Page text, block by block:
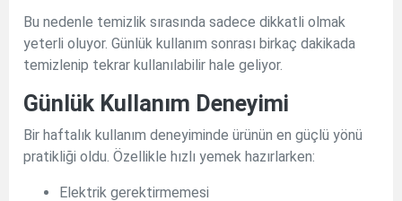
Bu nedenle temizlik sırasında sadece dikkatli olmak
yeterli oluyor. Günlük kullanım sonrası birkaç dakikada
temizlenip tekrar kullanılabilir hale geliyor.
Günlük Kullanım Deneyimi
Bir haftalık kullanım deneyiminde ürünün en güçlü yönü
pratikliği oldu. Özellikle hızlı yemek hazırlarken:
Elektrik gerektirmemesi